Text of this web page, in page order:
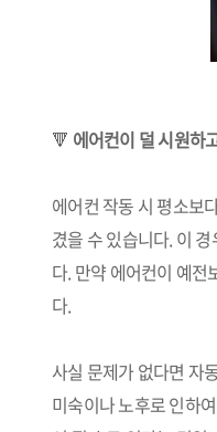
🔻 에어컨이 덜 시원하
에어컨 작동 시 평소보
겼을 수 있습니다. 이
다. 만약 에어컨이 예전
다.
사실 문제가 없다면 자
미숙이나 노후로 인하